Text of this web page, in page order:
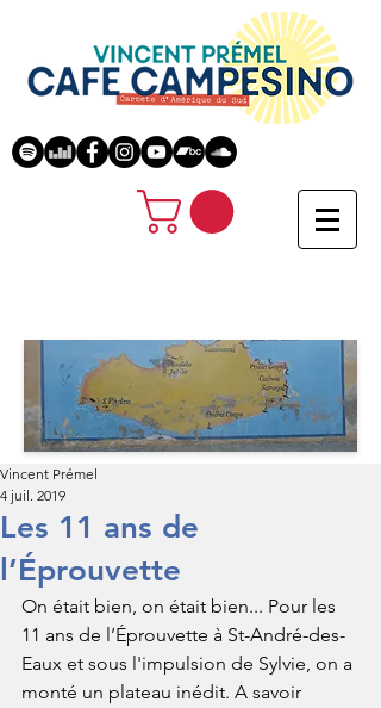
Les 11 ans de
l’Éprouvette
Vincent Prémel
4 juil. 2019
On était bien, on était bien... Pour les
11 ans de l’Éprouvette à St-André-des-
Eaux et sous l'impulsion de Sylvie, on a
monté un plateau inédit. A savoir